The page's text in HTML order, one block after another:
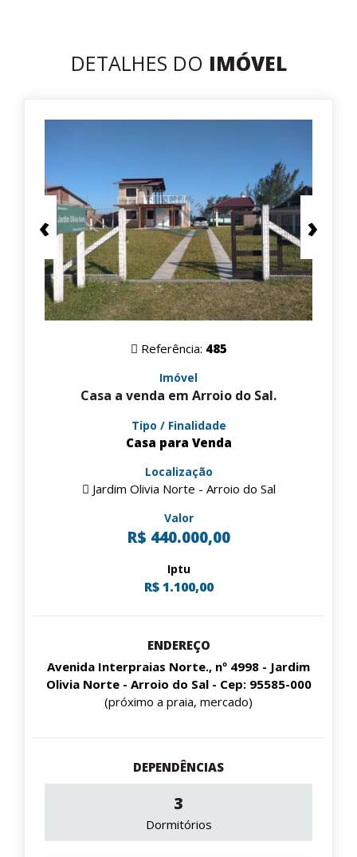
DETALHES DO IMÓVEL
‹ ›
Referência: 485
Imóvel
Casa a venda em Arroio do Sal.
Tipo / Finalidade
Casa para Venda
Localização
Jardim Olivia Norte - Arroio do Sal
Valor
R$ 440.000,00
Iptu
R$ 1.100,00
ENDEREÇO
Avenida Interpraias Norte., nº 4998 - Jardim
Olivia Norte - Arroio do Sal - Cep: 95585-000
(próximo a praia, mercado)
DEPENDÊNCIAS
3
Dormitórios